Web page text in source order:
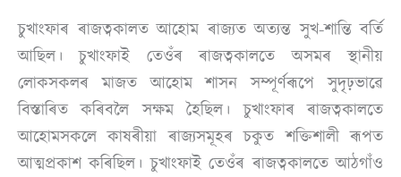
চুখাংফাৰ ৰাজত্বকালত আহোম ৰাজ্যত অত্যন্ত সুখ-শান্তি বৰ্তি
আছিল। চুখাংফাই তেওঁৰ ৰাজত্বকালতে অসমৰ স্থানীয়
লোকসকলৰ মাজত আহোম শাসন সম্পূৰ্ণৰূপে সুদৃঢ়ভাৱে
বিস্তাৰিত কৰিবলৈ সক্ষম হৈছিল। চুখাংফাৰ ৰাজত্বকালতে
আহোমসকলে কাষৰীয়া ৰাজ্যসমূহৰ চকুত শক্তিশালী ৰূপত
আত্মপ্ৰকাশ কৰিছিল। চুখাংফাই তেওঁৰ ৰাজত্বকালতে আঠগাঁও